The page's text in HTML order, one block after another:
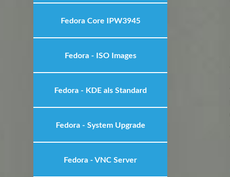
Fedora Core IPW3945
Fedora - ISO Images
Fedora - KDE als Standard
Fedora - System Upgrade
Fedora - VNC Server